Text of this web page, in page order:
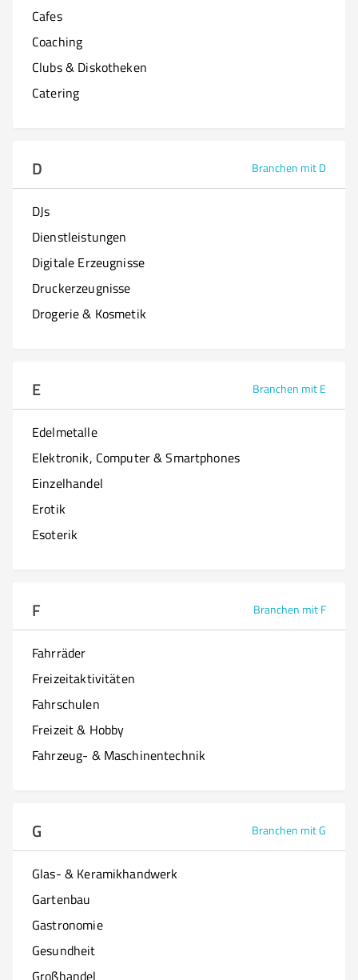
Cafes
Coaching
Clubs & Diskotheken
Catering
D Branchen mit D
DJs
Dienstleistungen
Digitale Erzeugnisse
Druckerzeugnisse
Drogerie & Kosmetik
E Branchen mit E
Edelmetalle
Elektronik, Computer & Smartphones
Einzelhandel
Erotik
Esoterik
F Branchen mit F
Fahrräder
Freizeitaktivitäten
Fahrschulen
Freizeit & Hobby
Fahrzeug- & Maschinentechnik
G Branchen mit G
Glas- & Keramikhandwerk
Gartenbau
Gastronomie
Gesundheit
Großhandel